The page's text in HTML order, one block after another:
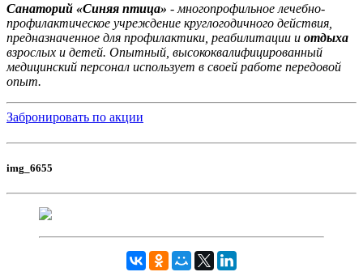
Санаторий «Синяя птица» - многопрофильное лечебно-
профилактическое учреждение круглогодичного действия,
предназначенное для профилактики, реабилитации и отдыха
взрослых и детей. Опытный, высококвалифицированный
медицинский персонал использует в своей работе передовой
опыт.
Забронировать по акции
img_6655